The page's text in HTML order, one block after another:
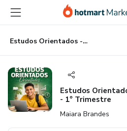
para
conteúdo
principal
para
pagamento
para
rodapé
Estudos Orientados - Novo Ensino Médio - 1° Trimestre
Estudos
- 1° Trimestre
Maiara Brandes